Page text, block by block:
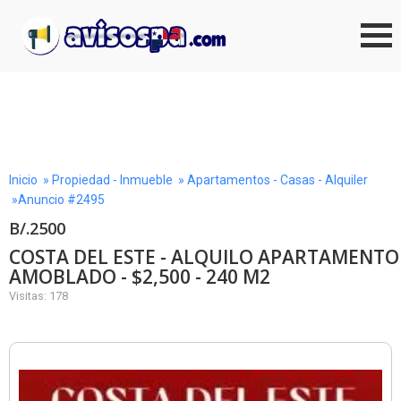
Inicio » Propiedad - Inmueble » Apartamentos - Casas - Alquiler
»Anuncio #2495
B/.2500
COSTA DEL ESTE - ALQUILO APARTAMENTO
AMOBLADO - $2,500 - 240 M2
Visitas: 178